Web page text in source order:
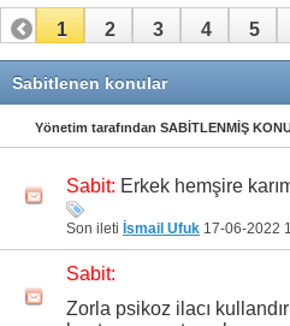
1 2 3 4 5
11 12 13
Sabitlenen konular
Yönetim tarafından SABİTLENMİŞ
Sabit: Erkek hemşire
Son ileti İsmail Ufuk 17-06-2022
Sabit:
Zorla psikoz ilacı